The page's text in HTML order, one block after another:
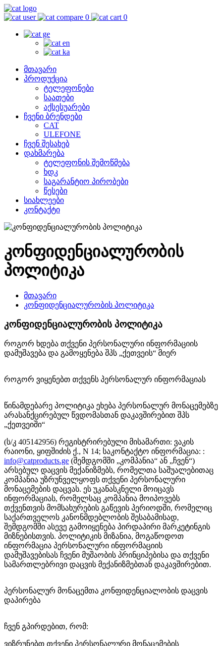
0 0
მთავარი
პროდუქცია
ტელეფონები
საათები
აქსესუარები
ჩვენი ბრენდები
CAT
ULEFONE
ჩვენ შესახებ
დახმარება
ტელეფონის შემოწმება
ხდკ
საგარანტიო პირობები
წესები
სიახლეები
კონტაქტი
კონფიდენციალურობის
პოლიტიკა
მთავარი
კონფიდენციალურობის პოლიტიკა
კონფიდენციალურობის პოლიტიკა
როგორ ხდება თქვენი პერსონალური ინფორმაციის
დამუშავება და გამოყენება შპს „ქეთვეის“ მიერ
როგორ ვიყენებთ თქვენს პერსონალურ ინფორმაციას
წინამდებარე პოლიტიკა ეხება პერსონალურ მონაცემებზე
არასანქცირებულ წვდომასთან დაკავშირებით შპს
„ქეთვეიში“
(ს/კ 405142956) რეგისტრირებული მისამართი: ვაკის
რაიონი, ყიფშიძის ქ., N 14; საკონტაქტო ინფორმაცია: :
info@catproducts.ge (შემდგომში „კომპანია“ ან „ჩვენ“)
არსებულ დაცვის მექანიზმებს, რომელთა საშუალებითაც
კომპანია უზრუნველყოფს თქვენი პერსონალური
მონაცემების დაცვას. ეს უკანასკნელი მოიცავს
ინფორმაციას, რომელსაც კომპანია მოიპოვებს
თქვენთვის მომსახურების გაწევის პერიოდში, რომელიც
საქართველოს კანონმდებლობის შესაბამისად,
შემდგომში ასევე გამოიყენება პირდაპირი მარკეტინგის
მიზნებისთვის. პოლიტიკის მიზანია, მოგაწოდოთ
ინფორმაცია პერსონალური ინფორმაციის
დამუშავებისას ჩვენი მუშაობის პრინციპებისა და თქვენი
სამართლებრივი დაცვის მექანიზმებთან დაკავშირებით.
პერსონალურ მონაცემთა კონფიდენციალობის დაცვის
დაპირება
ჩვენ გპირდებით, რომ:
ვიზრუნებთ თქვენი პერსონალური მონაცემების